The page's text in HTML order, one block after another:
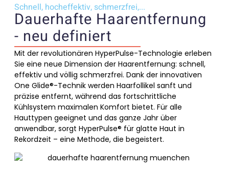
Schnell, hocheffektiv, schmerzfrei,...
Dauerhafte Haarentfernung
- neu definiert
Mit der revolutionären HyperPulse-Technologie erleben
Sie eine neue Dimension der Haarentfernung: schnell,
effektiv und völlig schmerzfrei. Dank der innovativen
One Glide®-Technik werden Haarfollikel sanft und
präzise entfernt, während das fortschrittliche
Kühlsystem maximalen Komfort bietet. Für alle
Hauttypen geeignet und das ganze Jahr über
anwendbar, sorgt HyperPulse® für glatte Haut in
Rekordzeit – eine Methode, die begeistert.